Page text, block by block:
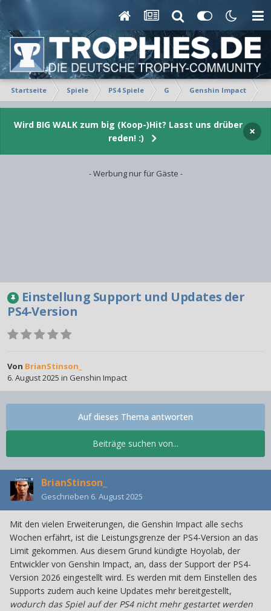
Startseite Spiele PS4 Spiele G Genshin Impact
Wird BIG WALK zum big (Koop-)Hit? Lasst uns drüber
reden! :)
×
- Werbung nur für Gäste -
Einstellung Support und Updates der
PS4-Version
Von BrianStinson_
6. August 2025 in Genshin Impact
Beiträge suchen von...
Auf dieses Thema antworten
BrianStinson_
Geschrieben 6. August 2025
Mit den vielen Erweiterungen, die Genshin Impact alle sechs
Wochen erfährt, ist die Leistungsgrenze der PS4-Version an das
Limit gekommen. Aus diesem Grund kündigte Hoyolab, der
Entwickler von Genshin Impact, an, dass der Support der PS4-
Version 2026 eingestellt wird. Es werden mit dem Einstellen des
Supports zudem auch keine Updates mehr bereitgestellt,
wodurch das Spiel auf der PS4 nicht mehr gestartet werden